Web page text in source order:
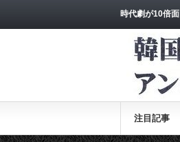
時代劇が10倍
注目記事